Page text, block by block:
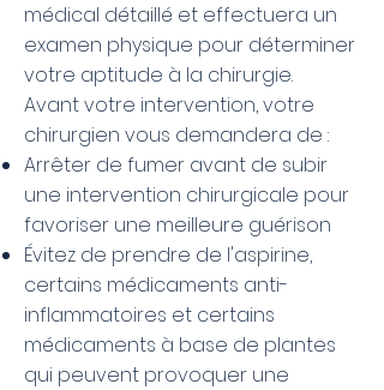
médical détaillé et effectuera un
examen physique pour déterminer
votre aptitude à la chirurgie.
Avant votre intervention, votre
chirurgien vous demandera de :
Arrêter de fumer avant de subir
une intervention chirurgicale pour
favoriser une meilleure guérison
Évitez de prendre de l'aspirine,
certains médicaments anti-
inflammatoires et certains
médicaments à base de plantes
qui peuvent provoquer une